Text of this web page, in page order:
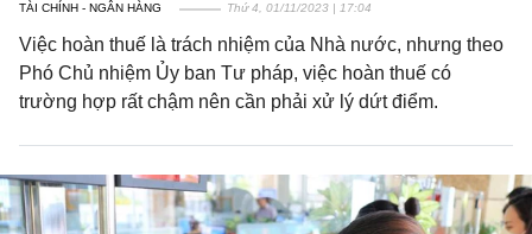
TÀI CHÍNH - NGÂN HÀNG Thứ 4, 01/11/2023 | 17:04
Việc hoàn thuế là trách nhiệm của Nhà nước, nhưng theo
Phó Chủ nhiệm Ủy ban Tư pháp, việc hoàn thuế có
trường hợp rất chậm nên cần phải xử lý dứt điểm.